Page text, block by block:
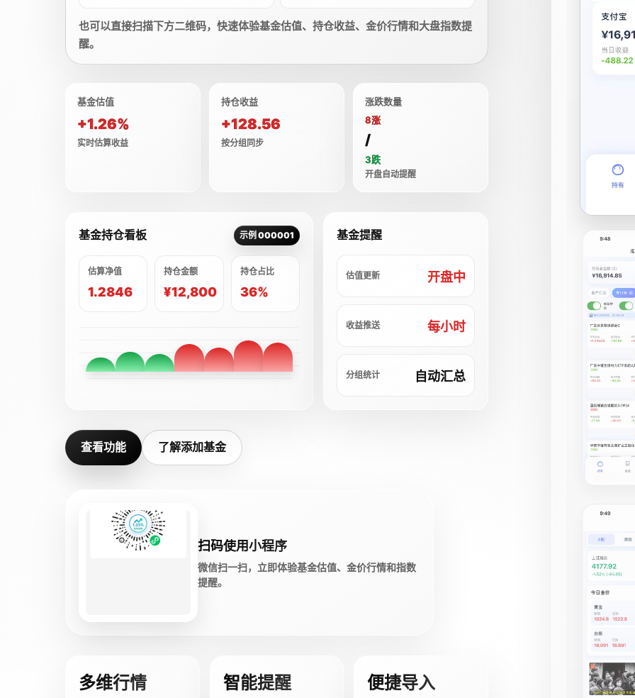
也可以直接扫描下方二维码，快速体验基金估值、持仓收益、金价行情和大盘指数提
醒。
基金估值
+1.26%
实时估算收益
持仓收益
+128.56
按分组同步
涨跌数量
8涨
/
3跌
开盘自动提醒
基金持仓看板 示例 000001
估算净值
1.2846
持仓金额
¥12,800
持仓占比
36%
基金提醒
估值更新 开盘中
收益推送 每小时
分组统计 自动汇总
查看功能 了解添加基金
扫码使用小程序
微信扫一扫，立即体验基金估值、金价行情和指数
提醒。
多维行情 智能提醒 便捷导入